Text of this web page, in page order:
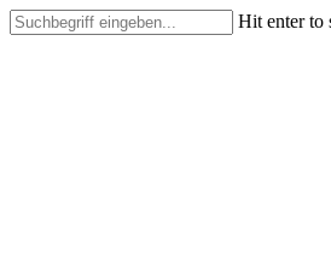
Skip
to
Hit enter to